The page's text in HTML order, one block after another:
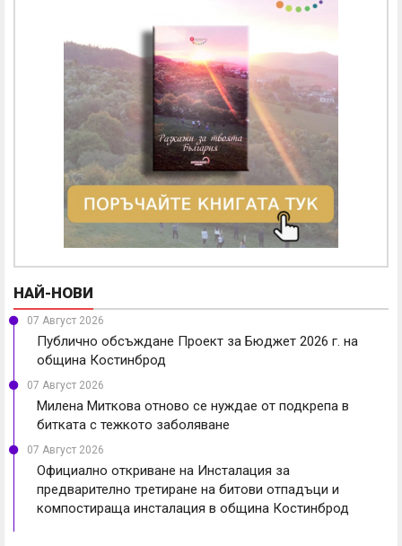
НАЙ-НОВИ
07 Август 2026
Публично обсъждане Проект за Бюджет 2026 г. на
община Костинброд
07 Август 2026
Милена Миткова отново се нуждае от подкрепа в
битката с тежкото заболяване
07 Август 2026
Официално откриване на Инсталация за
предварително третиране на битови отпадъци и
компостираща инсталация в община Костинброд